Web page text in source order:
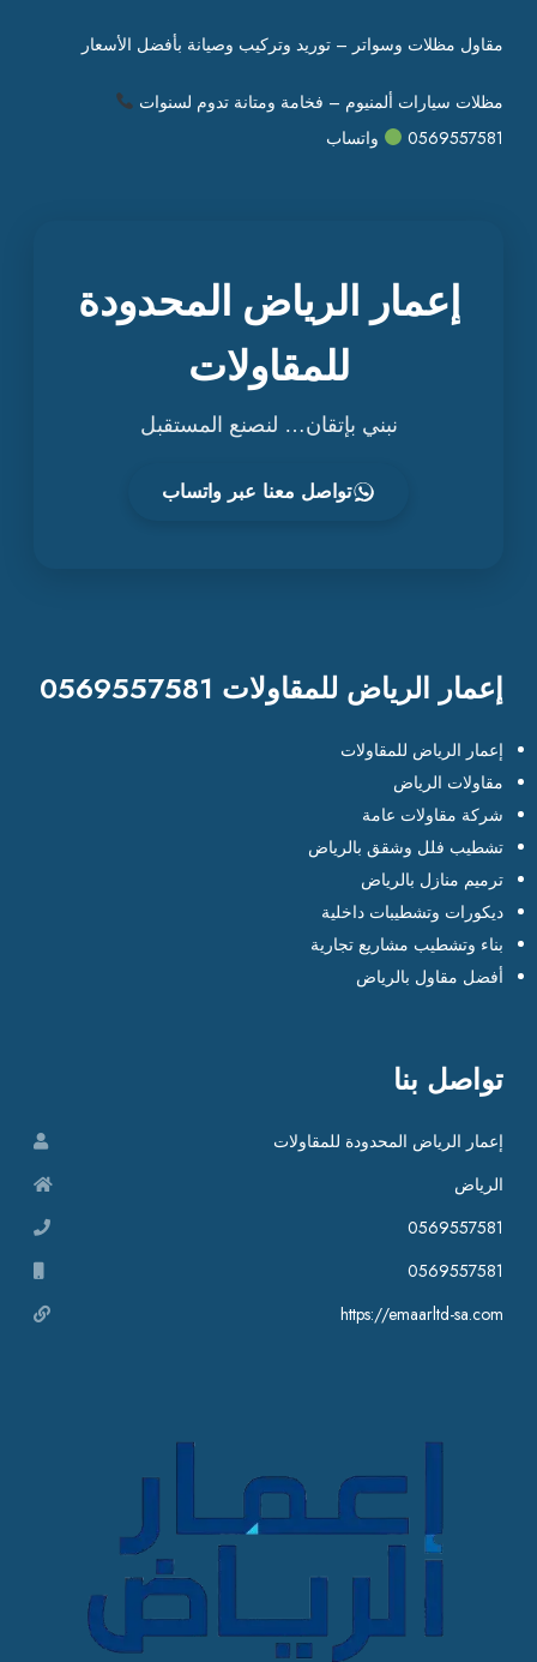
مقاول مظلات وسواتر – توريد وتركيب وصيانة بأفضل الأسعار
مظلات سيارات ألمنيوم – فخامة ومتانة تدوم لسنوات
0569557581
واتساب
إعمار الرياض المحدودة
للمقاولات
نبني بإتقان… لنصنع المستقبل
تواصل معنا عبر واتساب
إعمار الرياض للمقاولات 0569557581
إعمار الرياض للمقاولات
مقاولات الرياض
شركة مقاولات عامة
تشطيب فلل وشقق بالرياض
ترميم منازل بالرياض
ديكورات وتشطيبات داخلية
بناء وتشطيب مشاريع تجارية
أفضل مقاول بالرياض
تواصل بنا
إعمار الرياض المحدودة للمقاولات
الرياض
0569557581
0569557581
https://emaarltd-sa.com